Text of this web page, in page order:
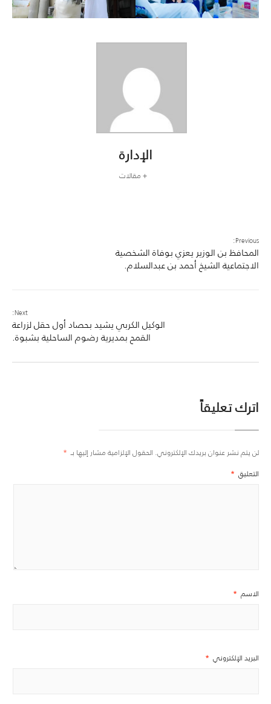
الإدارة
+ مقالات
Previous:
المحافظ بن الوزير يعزي بوفاة الشخصية
الاجتماعية الشيخ أحمد بن عبدالسلام.
Next:
الوكيل الكربي يشيد بحصاد أول حقل لزراعة
القمح بمديرية رضوم الساحلية بشبوة.
اترك تعليقاً
لن يتم نشر عنوان بريدك الإلكتروني. الحقول الإلزامية مشار إليها بـ *
التعليق *
الاسم *
البريد الإلكتروني *